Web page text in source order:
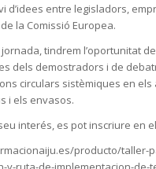
d’idees entre legisladors,
la Comissió Europea.
tindrem l’oportunitat
dels demostradors i de
circulars sistèmiques en els
i els envasos.
interés, es pot inscriure en
producto/taller-